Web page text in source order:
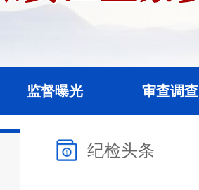
监督曝光 审查调查
纪检头条